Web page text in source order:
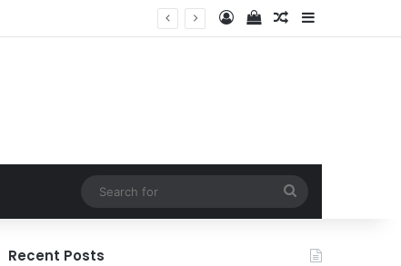
Log InView your
Random Article
Sidebar
for
Recent Posts